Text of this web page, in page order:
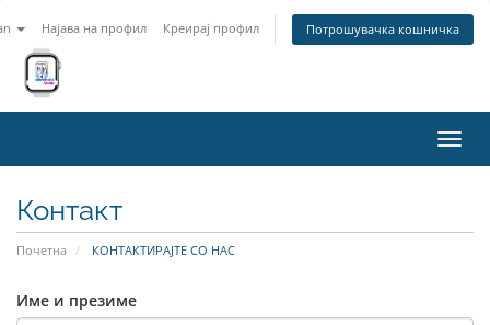
Најава на профил Креирај профил Потрошувачка кошничка
ја
Контакт
Почетна КОНТАКТИРАЈТЕ СО НАС
Име и презиме